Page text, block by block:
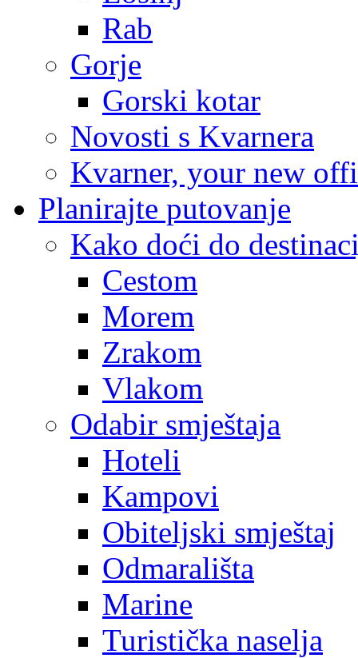
Rab
Gorje
Gorski kotar
Novosti s Kvarnera
Kvarner, your new
Planirajte putovanje
Kako doći do
Cestom
Morem
Zrakom
Vlakom
Odabir smještaja
Hoteli
Kampovi
Obiteljski smještaj
Odmarališta
Marine
Turistička naselja